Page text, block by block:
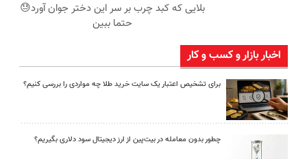
بلایی که کبد چرب بر سر این دختر جوان آورد😓
حتما ببین
اخبار بازار و کسب و کار
برای تشخیص اعتبار یک سایت خرید طلا چه مواردی را بررسی کنیم؟
چطور بدون معامله در بیت‌پین از ارز دیجیتال سود دلاری بگیریم؟